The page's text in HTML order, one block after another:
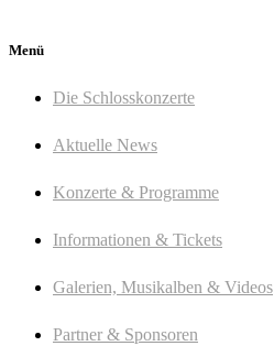
Menü
Die Schlosskonzerte
Aktuelle News
Konzerte & Programme
Informationen & Tickets
Galerien, Musikalben & Videos
Partner & Sponsoren